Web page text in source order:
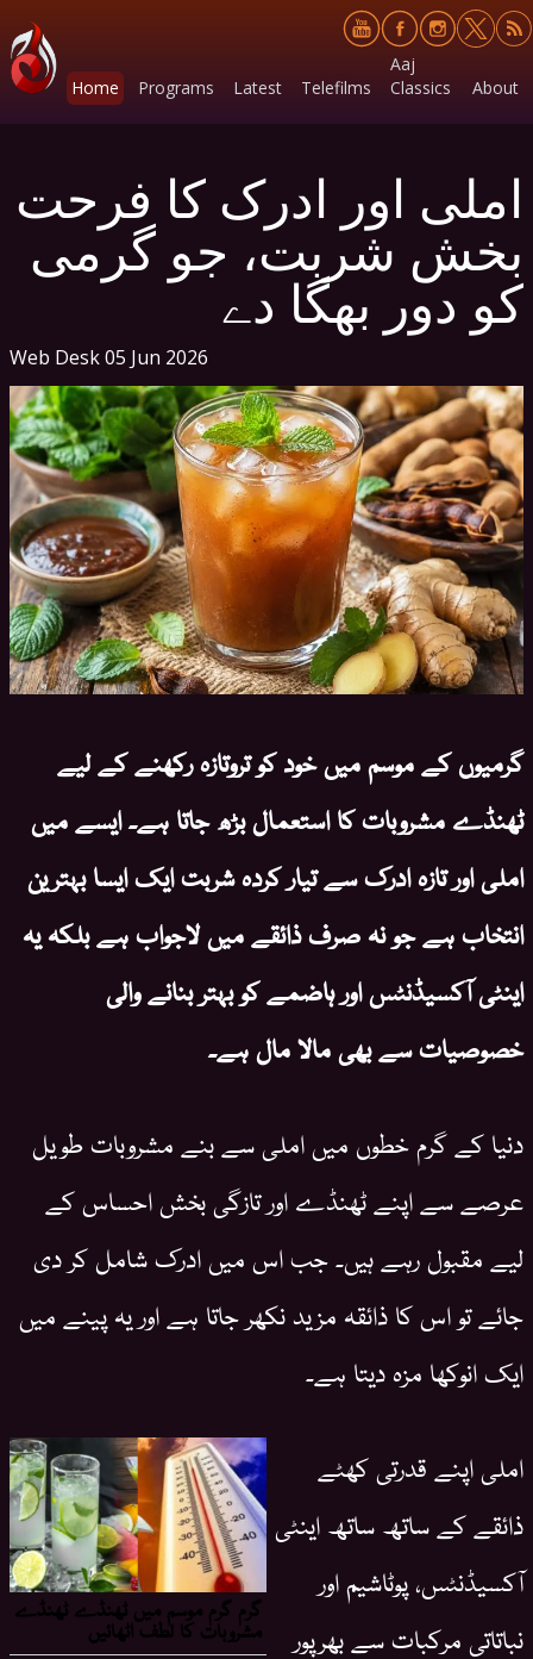
Home Programs Latest Telefilms
Aaj
Classics
About
املی اور ادرک کا فرحت
بخش شربت، جو گرمی
کو دور بھگا دے
Web Desk05 Jun 2026
گرمیوں کے موسم میں خود کو تروتازہ رکھنے کے لیے
ٹھنڈے مشروبات کا استعمال بڑھ جاتا ہے۔ ایسے میں
املی اور تازہ ادرک سے تیار کردہ شربت ایک ایسا بہترین
انتخاب ہے جو نہ صرف ذائقے میں لاجواب ہے بلکہ یہ
اینٹی آکسیڈنٹس اور ہاضمے کو بہتر بنانے والی
خصوصیات سے بھی مالا مال ہے۔
دنیا کے گرم خطوں میں املی سے بنے مشروبات طویل
عرصے سے اپنے ٹھنڈے اور تازگی بخش احساس کے
لیے مقبول رہے ہیں۔ جب اس میں ادرک شامل کر دی
جائے تو اس کا ذائقہ مزید نکھر جاتا ہے اور یہ پینے میں
ایک انوکھا مزہ دیتا ہے۔
املی اپنے قدرتی کھٹے
ذائقے کے ساتھ ساتھ اینٹی
آکسیڈنٹس، پوٹاشیم اور
نباتاتی مرکبات سے بھرپور